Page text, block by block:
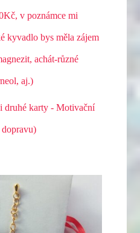
v poznámce mi
kyvadlo bys měla zájem
achát-různé
aj.)
druhé karty - Motivační